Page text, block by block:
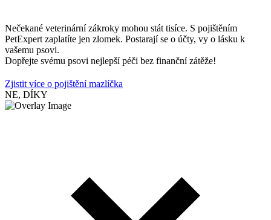
Nečekané veterinární zákroky mohou stát tisíce. S pojištěním
PetExpert zaplatíte jen zlomek. Postarají se o účty, vy o lásku k
vašemu psovi.
Dopřejte svému psovi nejlepší péči bez finanční zátěže!
Zjistit více o pojištění mazlíčka
NE, DÍKY